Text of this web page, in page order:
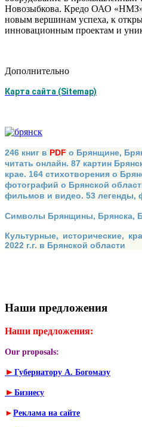
Новозыбкова. Кредо ОАО
новым вершинам успеха, к
инновационным проек­там и
Дополнительно
Карта сайта (Sitemap)
246 книг в PDF о Брянщине,
читать онлайн. 87 картин
крае. 164 стихотворения о
фотографий о Брянской
фильмов и видео. 53 легенды,
Символы Брянщины, Брянска,
Культурные, исторические,
2022 г.г. в Брянской области
Наши предложения
Наши предложения:
Our proposals:
► Губернатору А. Богомазу
► Бизнесу
► Реклама на сайте